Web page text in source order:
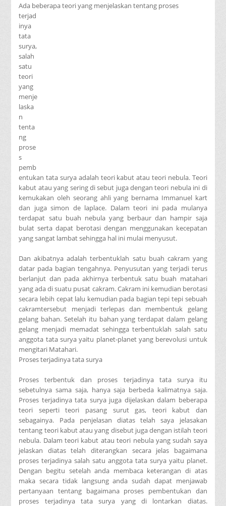
Ada beberapa teori yang menjelaskan tentang proses
terjad
inya
tata
surya,
salah
satu
teori
yang
menje
laska
n
tenta
ng
prose
s
pemb
entukan tata surya adalah teori kabut atau teori nebula. Teori
kabut atau yang sering di sebut juga dengan teori nebula ini di
kemukakan oleh seorang ahli yang bernama Immanuel kart
dan juga simon de laplace. Dalam teori ini pada mulanya
terdapat satu buah nebula yang berbaur dan hampir saja
bulat serta dapat berotasi dengan menggunakan kecepatan
yang sangat lambat sehingga hal ini mulai menyusut.
Dan akibatnya adalah terbentuklah satu buah cakram yang
datar pada bagian tengahnya. Penyusutan yang terjadi terus
berlanjut dan pada akhirnya terbentuk satu buah matahari
yang ada di suatu pusat cakram. Cakram ini kemudian berotasi
secara lebih cepat lalu kemudian pada bagian tepi tepi sebuah
cakramtersebut menjadi terlepas dan membentuk gelang
gelang bahan. Setelah itu bahan yang terdapat dalam gelang
gelang menjadi memadat sehingga terbentuklah salah satu
anggota tata surya yaitu planet-planet yang berevolusi untuk
mengitari Matahari.
Proses terjadinya tata surya
Proses terbentuk dan proses terjadinya tata surya itu
sebetulnya sama saja, hanya saja berbeda kalimatnya saja.
Proses terjadinya tata surya juga dijelaskan dalam beberapa
teori seperti teori pasang surut gas, teori kabut dan
sebagainya. Pada penjelasan diatas telah saya jelasakan
tentang teori kabut atau yang disebut juga dengan istilah teori
nebula. Dalam teori kabut atau teori nebula yang sudah saya
jelaskan diatas telah diterangkan secara jelas bagaimana
proses terjadinya salah satu anggota tata surya yaitu planet.
Dengan begitu setelah anda membaca keterangan di atas
maka secara tidak langsung anda sudah dapat menjawab
pertanyaan tentang bagaimana proses pembentukan dan
proses terjadinya tata surya yang di lontarkan diatas.